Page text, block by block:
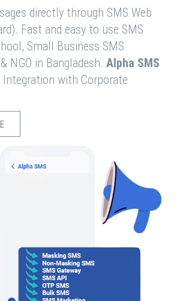
directly through SMS Web
Fast and easy to use SMS
Small Business SMS
NGO in Bangladesh. Alpha SMS
with Corporate